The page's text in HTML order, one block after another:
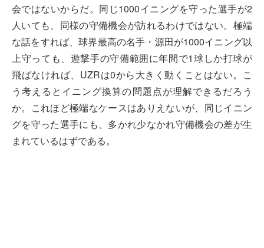
会ではないからだ。同じ1000イニングを守った選手が2
人いても、同様の守備機会が訪れるわけではない。極端
な話をすれば、球界最高の名手・源田が1000イニング以
上守っても、遊撃手の守備範囲に年間で1球しか打球が
飛ばなければ、UZRは0から大きく動くことはない。こ
う考えるとイニング換算の問題点が理解できるだろう
か。これほど極端なケースはありえないが、同じイニン
グを守った選手にも、多かれ少なかれ守備機会の差が生
まれているはずである。